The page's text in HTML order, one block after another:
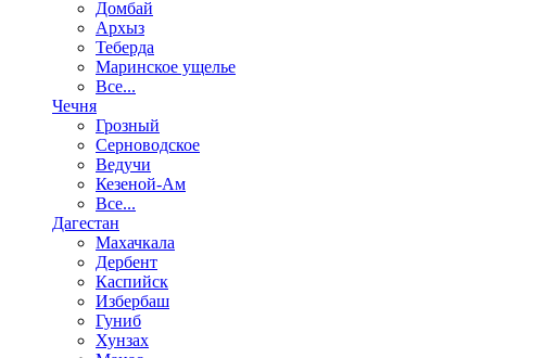
Домбай
Архыз
Теберда
Маринское ущелье
Все...
Чечня
Грозный
Серноводское
Ведучи
Кезеной-Ам
Все...
Дагестан
Махачкала
Дербент
Каспийск
Избербаш
Гуниб
Хунзах